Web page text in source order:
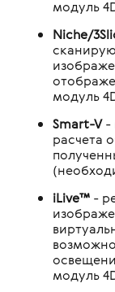
модуль
Niche/
модуль
Smart-V-
расчета
iLive™ -
модуль